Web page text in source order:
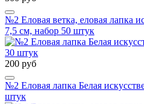
№2 Еловая ветка, еловая лапка
7,5 см, набор 50 штук
200 руб
№2 Еловая лапка Белая
штук